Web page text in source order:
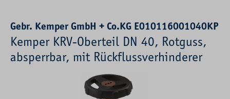
Gebr. Kemper GmbH + Co.KG E010116001040KP
Kemper KRV-Oberteil DN 40, Rotguss,
absperrbar, mit Rückflussverhinderer
Bildergalerie überspringen